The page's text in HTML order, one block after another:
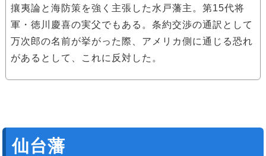
攘夷論と海防策を強く主張した水戸藩主。第15代将
軍・徳川慶喜の実父でもある。条約交渉の通訳として
万次郎の名前が挙がった際、アメリカ側に通じる恐れ
があるとして、これに反対した。
仙台藩